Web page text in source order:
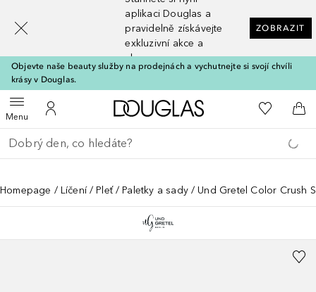
aplikaci Douglas a
pravidelně získávejte
exkluzivní akce a
slevy
ZOBRAZIT
Objevte naše beauty služby na prodejnách a vychutnejte si svojí chvíli
krásy v Douglas.
MenuOtevřít menuK mému účtu
Domů K mému
Do
Vraťte se
Proveďte vyhledávání
Homepage Líčení Pleť Paletky a sady Und Gretel Color Crush
[navigation.slideout.screenreader]